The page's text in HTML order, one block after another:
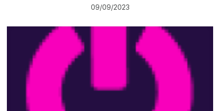
09/09/2023